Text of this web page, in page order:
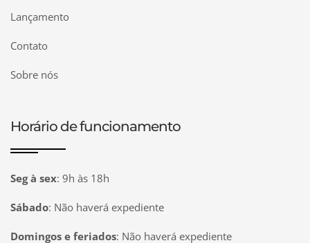
Lançamento
Contato
Sobre nós
Horário de funcionamento
Seg à sex: 9h às 18h
Sábado: Não haverá expediente
Domingos e feriados: Não haverá expediente